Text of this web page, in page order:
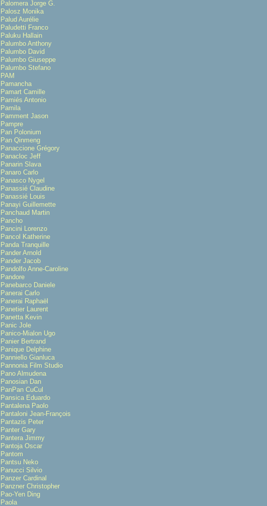
Palomera Jorge G.
Palosz Monika
Palud Aurélie
Paludetti Franco
Paluku Hallain
Palumbo Anthony
Palumbo David
Palumbo Giuseppe
Palumbo Stefano
PAM
Pamancha
Pamart Camille
Pamiés Antonio
Pamila
Pamment Jason
Pampre
Pan Polonium
Pan Qinmeng
Panaccione Grégory
Panacloc Jeff
Panarin Slava
Panaro Carlo
Panasco Nygel
Panassié Claudine
Panassié Louis
Panayi Guillemette
Panchaud Martin
Pancho
Pancini Lorenzo
Pancol Katherine
Panda Tranquille
Pander Arnold
Pander Jacob
Pandolfo Anne-Caroline
Pandore
Panebarco Daniele
Panerai Carlo
Panerai Raphaël
Panetier Laurent
Panetta Kevin
Panic Jole
Panico-Mialon Ugo
Panier Bertrand
Panique Delphine
Panniello Gianluca
Pannonia Film Studio
Pano Almudena
Panosian Dan
PanPan CuCul
Pansica Eduardo
Pantalena Paolo
Pantaloni Jean-François
Pantazis Peter
Panter Gary
Pantera Jimmy
Pantoja Oscar
Pantom
Pantsu Neko
Panucci Silvio
Panzer Cardinal
Panzner Christopher
Pao-Yen Ding
Paola